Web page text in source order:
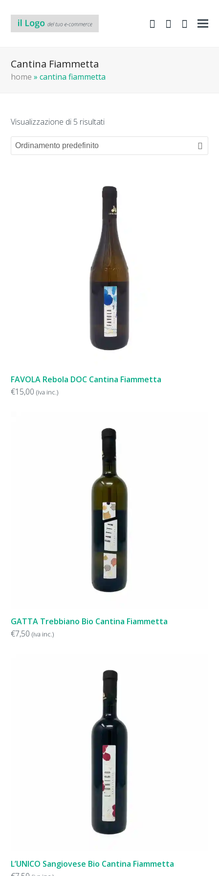
shopping-
Areasearch
Cantina Fiammetta
home »cantina fiammetta
Visualizzazione di 5 risultati
FAVOLA Rebola DOC Cantina Fiammetta
€15,00 (iva inc.)
GATTA Trebbiano Bio Cantina Fiammetta
€7,50 (iva inc.)
L’UNICO Sangiovese Bio Cantina Fiammetta